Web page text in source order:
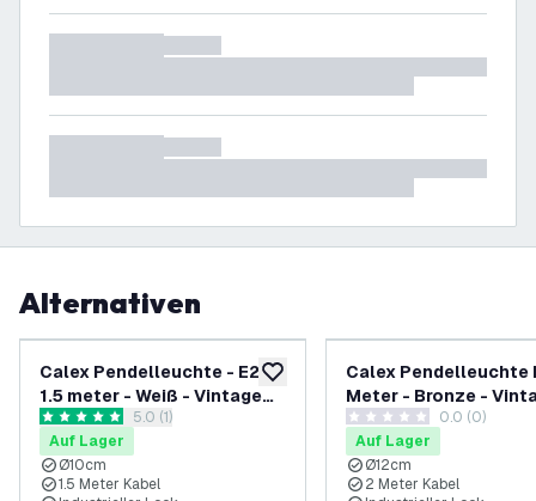
Alternativen
zur Wunschliste hinzufügen
Calex Pendelleuchte - E27 -
1.5 meter - Weiß - Vintage
Lampe Bewertungsbereich öffnen
5 Bewertungssterne
5.0 (1)
Auf Lager
Ø10cm
1.5 Meter Kabel
Calex Pendelleuchte
Meter - Bronze -
Lampe
0 Bewertungssterne
0.0 (0)
Auf Lager
Ø12cm
2 Meter Kabel